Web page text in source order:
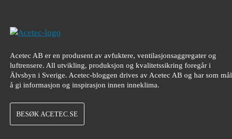
Acetec AB er en produsent av avfuktere, ventilasjonsaggregater og
luftrensere. All utvikling, produksjon og kvalitetssikring foregår i
Älvsbyn i Sverige. Acetec-bloggen drives av Acetec AB og har som mål
å gi informasjon og inspirasjon innen inneklima.
BESØK ACETEC.SE